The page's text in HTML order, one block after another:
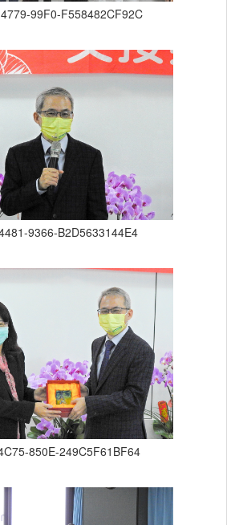
99F0-F558482CF92C
9366-B2D5633144E4
850E-249C5F61BF64